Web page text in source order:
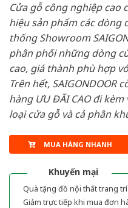
Cửa gỗ công nghiệp cao
hiệu sản phẩm các dòng
thống Showroom
phân phối những dòng
cao, giá thành phù hợp
Trên hết, SAIGONDOOR
hàng ƯU ĐÃI CAO đi
loại cửa gỗ và cả phân
MUA HÀNG NHANH
Khuyến mại
Quà tặng đồ nội thất trang
Giảm trực tiếp khi mua đơn